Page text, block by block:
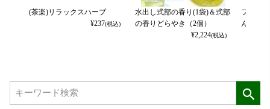
(茶楽)リラックスハーブ
¥237(税込)
水出し式部の香り(1袋)＆式部
の香りどらやき（2個）
¥2,224(税込)
フルー
ん〉セ